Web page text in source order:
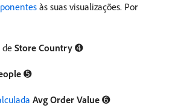
às suas visualizações. Por
de Store Country ➍
➎
Avg Order Value ➏